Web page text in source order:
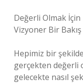
Değerli Olmak İçin
Vizyoner Bir Bakış
Hepimiz bir
gerçekten değerli
gelecekte nasıl